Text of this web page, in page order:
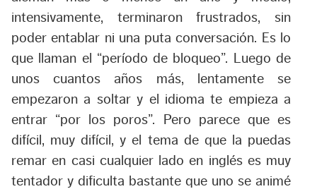
intensivamente, terminaron frustrados, sin
poder entablar ni una puta conversación. Es lo
que llaman el “período de bloqueo”. Luego de
unos cuantos años más, lentamente se
empezaron a soltar y el idioma te empieza a
entrar “por los poros”. Pero parece que es
difícil, muy difícil, y el tema de que la puedas
remar en casi cualquier lado en inglés es muy
tentador y dificulta bastante que uno se animé